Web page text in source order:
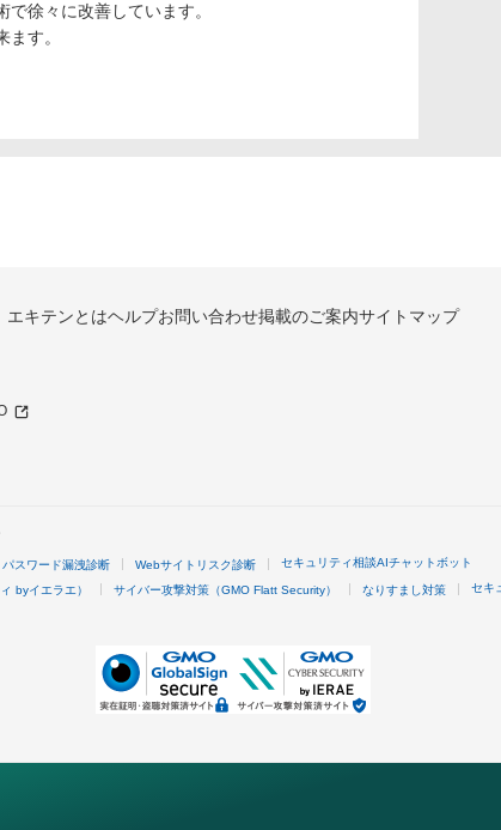
徐々に改善しています。
す。
エキテンとはヘルプお問い合わせ掲載のご案内サイトマップ
パスワード漏洩診断 Webサイトリスク診断 セキュリティ相談AIチャットボット
byイエラエ） サイバー攻撃対策（GMO Flatt Security） なりすまし対策 セキ